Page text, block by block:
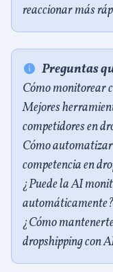
reaccionar más
Preguntas
Cómo monitorear
Mejores
competidores en
Cómo
competencia en
¿Puede la AI
automáticamente?
¿Cómo
dropshipping con